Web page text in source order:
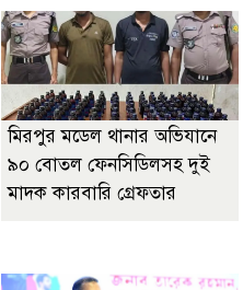
মিরপুর মডেল থানার অভিযানে
৯০ বোতল ফেনসিডিলসহ দুই
মাদক কারবারি গ্রেফতার